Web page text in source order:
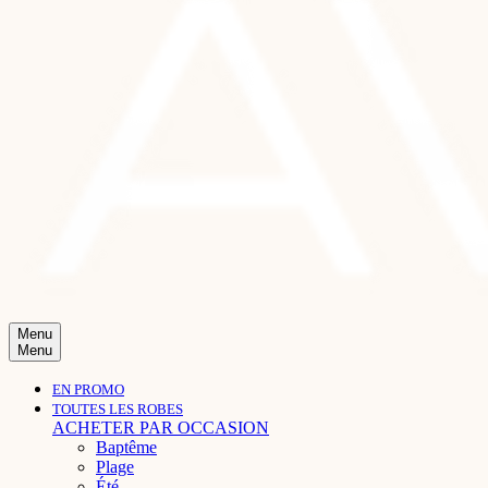
Menu
Menu
EN PROMO
TOUTES LES ROBES
ACHETER PAR OCCASION
Baptême
Plage